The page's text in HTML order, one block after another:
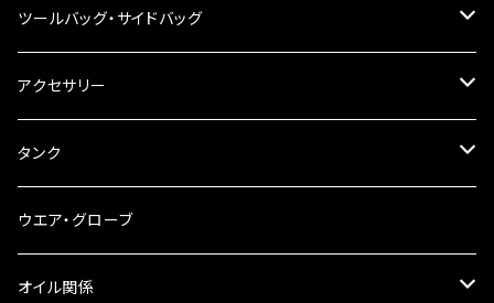
その他
ハンドルブレース
ステアリングダンパー
ブレーキ・クラッチレバー
スマホホルダー
ナンバー灯
ツールバッグ・サイドバッグ
ツールバッグ
サイドバッグ
サイドバッグサポート
リアBOX
アクセサリー
USB電源
電装系
タンク
タンク本体
タンクキャップ
ウエア・グローブ
オイル関係